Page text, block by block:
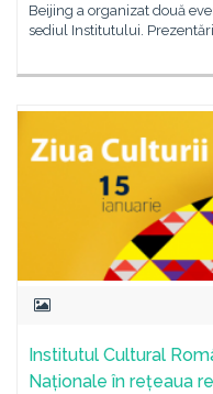
Beijing a organizat două
sediul Institutului.
Institutul Cultural
Naționale în rețeaua